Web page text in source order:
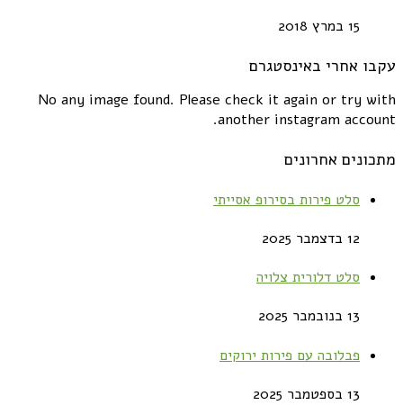
15 במרץ 2018
עקבו אחרי באינסטגרם
No any image found. Please check it again or try with
another instagram account.
מתכונים אחרונים
סלט פירות בסירופ אסייתי
12 בדצמבר 2025
סלט דלורית צלויה
13 בנובמבר 2025
פבלובה עם פירות ירוקים
13 בספטמבר 2025